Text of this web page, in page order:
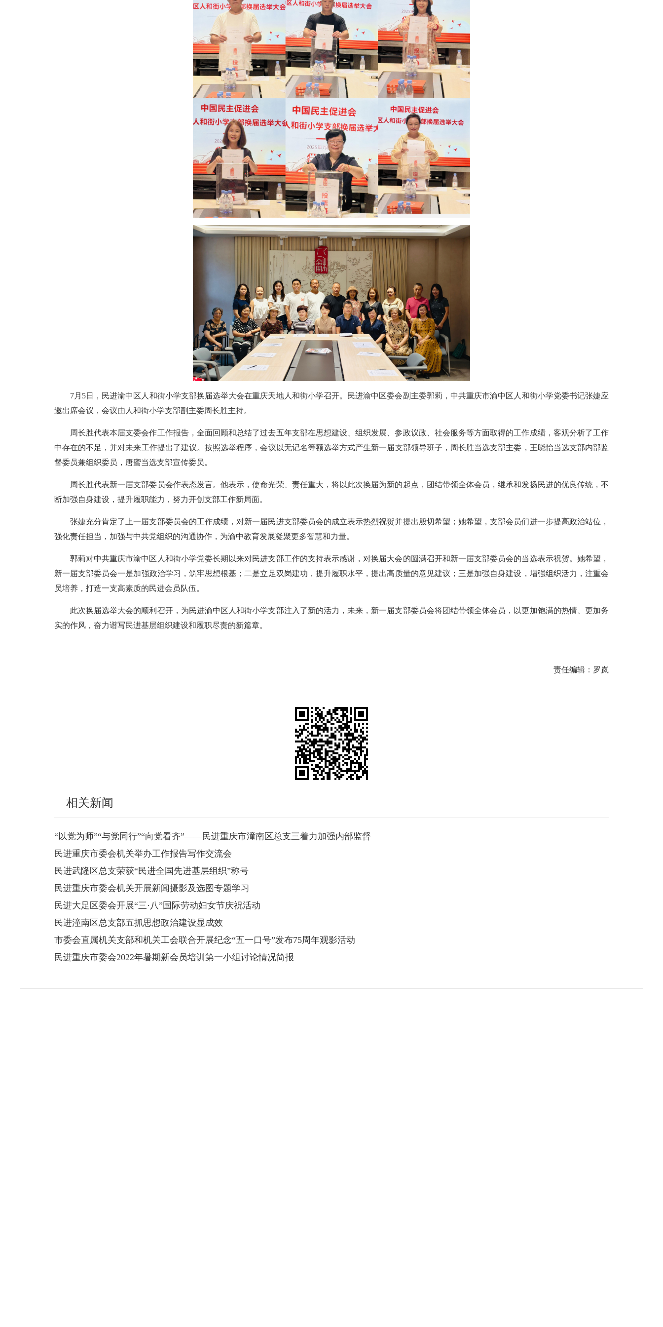
7月5日，民进渝中区人和街小学支部换届选举大会在重庆天地人和街小学召开。民进渝中区委会副主委郭莉，中共重庆市渝中区人和街小学党委书记张婕应
邀出席会议，会议由人和街小学支部副主委周长胜主持。
周长胜代表本届支委会作工作报告，全面回顾和总结了过去五年支部在思想建设、组织发展、参政议政、社会服务等方面取得的工作成绩，客观分析了工作
中存在的不足，并对未来工作提出了建议。按照选举程序，会议以无记名等额选举方式产生新一届支部领导班子，周长胜当选支部主委，王晓怡当选支部内部监
督委员兼组织委员，唐蜜当选支部宣传委员。
周长胜代表新一届支部委员会作表态发言。他表示，使命光荣、责任重大，将以此次换届为新的起点，团结带领全体会员，继承和发扬民进的优良传统，不
断加强自身建设，提升履职能力，努力开创支部工作新局面。
张婕充分肯定了上一届支部委员会的工作成绩，对新一届民进支部委员会的成立表示热烈祝贺并提出殷切希望；她希望，支部会员们进一步提高政治站位，
强化责任担当，加强与中共党组织的沟通协作，为渝中教育发展凝聚更多智慧和力量。
郭莉对中共重庆市渝中区人和街小学党委长期以来对民进支部工作的支持表示感谢，对换届大会的圆满召开和新一届支部委员会的当选表示祝贺。她希望，
新一届支部委员会一是加强政治学习，筑牢思想根基；二是立足双岗建功，提升履职水平，提出高质量的意见建议；三是加强自身建设，增强组织活力，注重会
员培养，打造一支高素质的民进会员队伍。
此次换届选举大会的顺利召开，为民进渝中区人和街小学支部注入了新的活力，未来，新一届支部委员会将团结带领全体会员，以更加饱满的热情、更加务
实的作风，奋力谱写民进基层组织建设和履职尽责的新篇章。
责任编辑：罗岚
相关新闻
“以党为师”“与党同行”“向党看齐”——民进重庆市潼南区总支三着力加强内部监督
民进重庆市委会机关举办工作报告写作交流会
民进武隆区总支荣获“民进全国先进基层组织”称号
民进重庆市委会机关开展新闻摄影及选图专题学习
民进大足区委会开展“三·八”国际劳动妇女节庆祝活动
民进潼南区总支部五抓思想政治建设显成效
市委会直属机关支部和机关工会联合开展纪念“五一口号”发布75周年观影活动
民进重庆市委会2022年暑期新会员培训第一小组讨论情况简报